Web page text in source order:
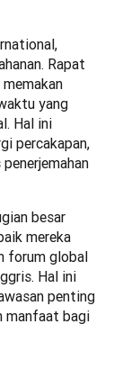
Rapat
yang
Hal ini
percakapan,
besar
mereka
forum global
Hal ini
penting
manfaat bagi